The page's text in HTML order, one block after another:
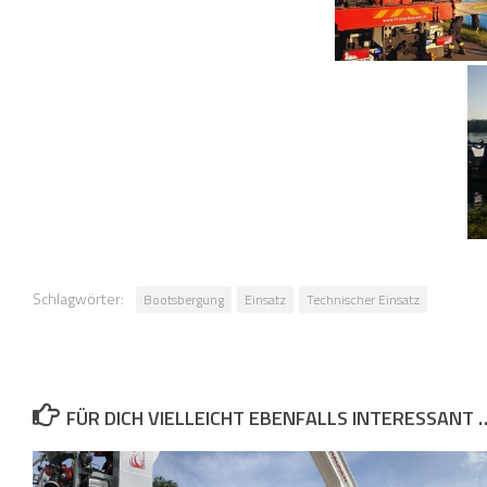
Schlagwörter: Bootsbergung Einsatz Technischer Einsatz
FÜR DICH VIELLEICHT EBENFALLS INTERESSANT